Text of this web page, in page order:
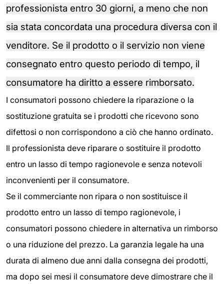
professionista entro 30 giorni, a meno che non
sia stata concordata una procedura diversa con il
venditore. Se il prodotto o il servizio non viene
consegnato entro questo periodo di tempo, il
consumatore ha diritto a essere rimborsato.
I consumatori possono chiedere la riparazione o la
sostituzione gratuita se i prodotti che ricevono sono
difettosi o non corrispondono a ciò che hanno ordinato.
Il professionista deve riparare o sostituire il prodotto
entro un lasso di tempo ragionevole e senza notevoli
inconvenienti per il consumatore.
Se il commerciante non ripara o non sostituisce il
prodotto entro un lasso di tempo ragionevole, i
consumatori possono chiedere in alternativa un rimborso
o una riduzione del prezzo. La garanzia legale ha una
durata di almeno due anni dalla consegna dei prodotti,
ma dopo sei mesi il consumatore deve dimostrare che il